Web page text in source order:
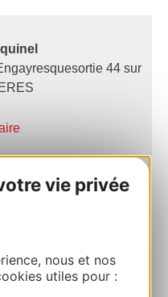
vie privée
nous et nos
utiles pour :
44 sur